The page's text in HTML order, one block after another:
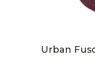
Urban